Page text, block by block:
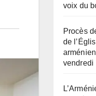
voix du
Procès
de
vendredi